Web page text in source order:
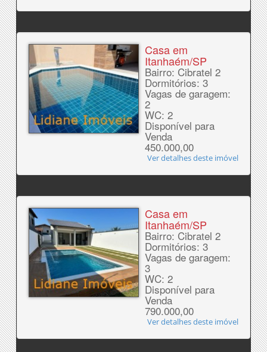
Casa em
Itanhaém/SP
Bairro: Cibratel 2
Dormitórios: 3
Vagas de garagem:
2
WC: 2
Disponível para
Venda
450.000,00
Ver detalhes deste imóvel
Casa em
Itanhaém/SP
Bairro: Cibratel 2
Dormitórios: 3
Vagas de garagem:
3
WC: 2
Disponível para
Venda
790.000,00
Ver detalhes deste imóvel